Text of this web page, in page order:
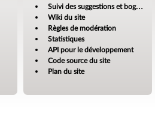
Suivi des suggestions et bogues
Wiki du site
Règles de modération
Statistiques
API pour le développement
Code source du site
Plan du site